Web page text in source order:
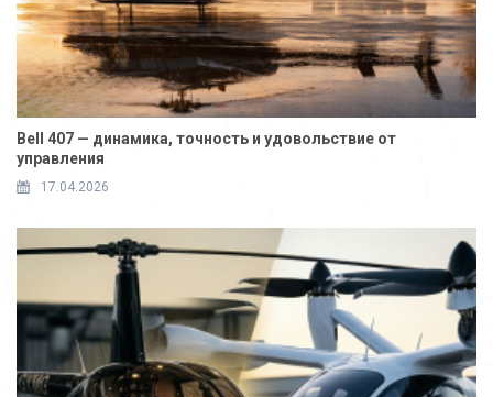
Bell 407 — динамика, точность и удовольствие от
управления
17.04.2026